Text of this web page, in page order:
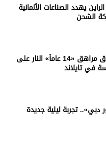
يهدد الصناعات الألمانية
الشحن
لحظة إطلاق مراهق «14 عاماً» النار على
في تايلاند
دبي».. تجربة ليلية جديدة